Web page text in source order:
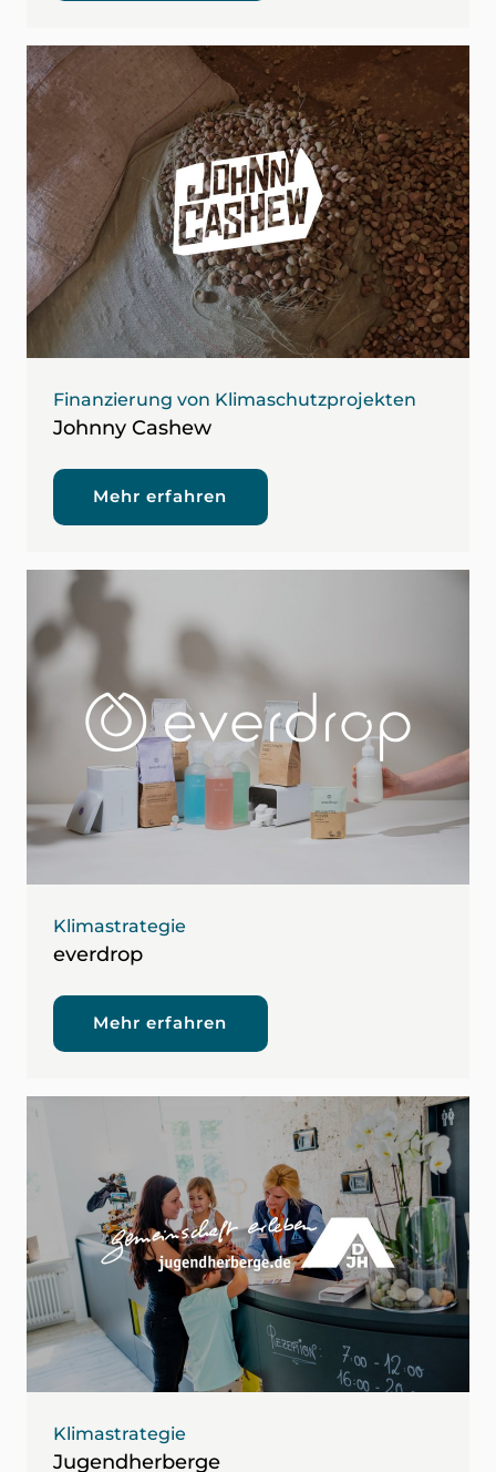
Finanzierung von Klimaschutzprojekten
Johnny Cashew
Mehr erfahren
Klimastrategie
everdrop
Mehr erfahren
Klimastrategie
Jugendherberge